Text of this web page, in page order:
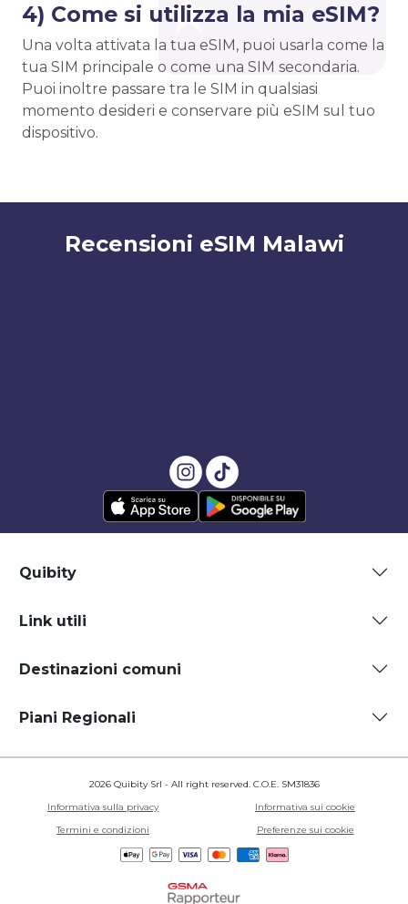
4) Come si utilizza la mia eSIM?
Una volta attivata la tua eSIM, puoi usarla come la
tua SIM principale o come una SIM secondaria.
Puoi inoltre passare tra le SIM in qualsiasi
momento desideri e conservare più eSIM sul tuo
dispositivo.
Recensioni eSIM Malawi
Quibity
Link utili
Destinazioni comuni
Piani Regionali
2026 Quibity Srl - All right reserved. C.O.E. SM31836
Informativa sulla privacy
Informativa sui cookie
Termini e condizioni
Preferenze sui cookie